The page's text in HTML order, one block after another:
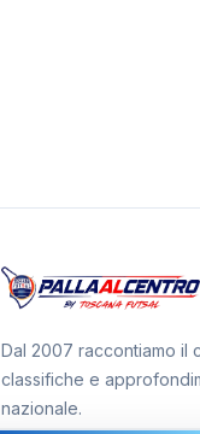
Dal 2007 raccontiamo il
classifiche e
nazionale.